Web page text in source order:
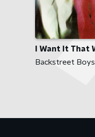
I Want It That
Backstreet Boys